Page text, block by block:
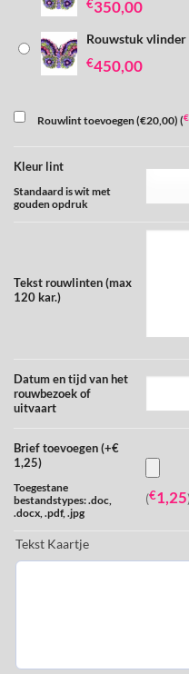
€350,00
Rouwstuk
€450,00
Rouwlint toevoegen (€20,00) (€
Kleur lint
Standaard is wit met
gouden opdruk
Tekst rouwlinten (max
120 kar.)
Datum en tijd van het
rouwbezoek of
uitvaart
Brief toevoegen (+€
1,25)
Toegestane
bestandstypes: .doc,
.docx, .pdf, .jpg
(€1,25)
Tekst Kaartje